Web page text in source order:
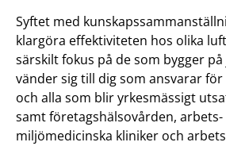
Syftet med
klargöra effektiviteten hos olika
särskilt fokus på de som bygger
vänder sig till dig som ansvarar
och alla som blir yrkesmässigt
samt företagshälsovården, arbets-
miljömedicinska kliniker och